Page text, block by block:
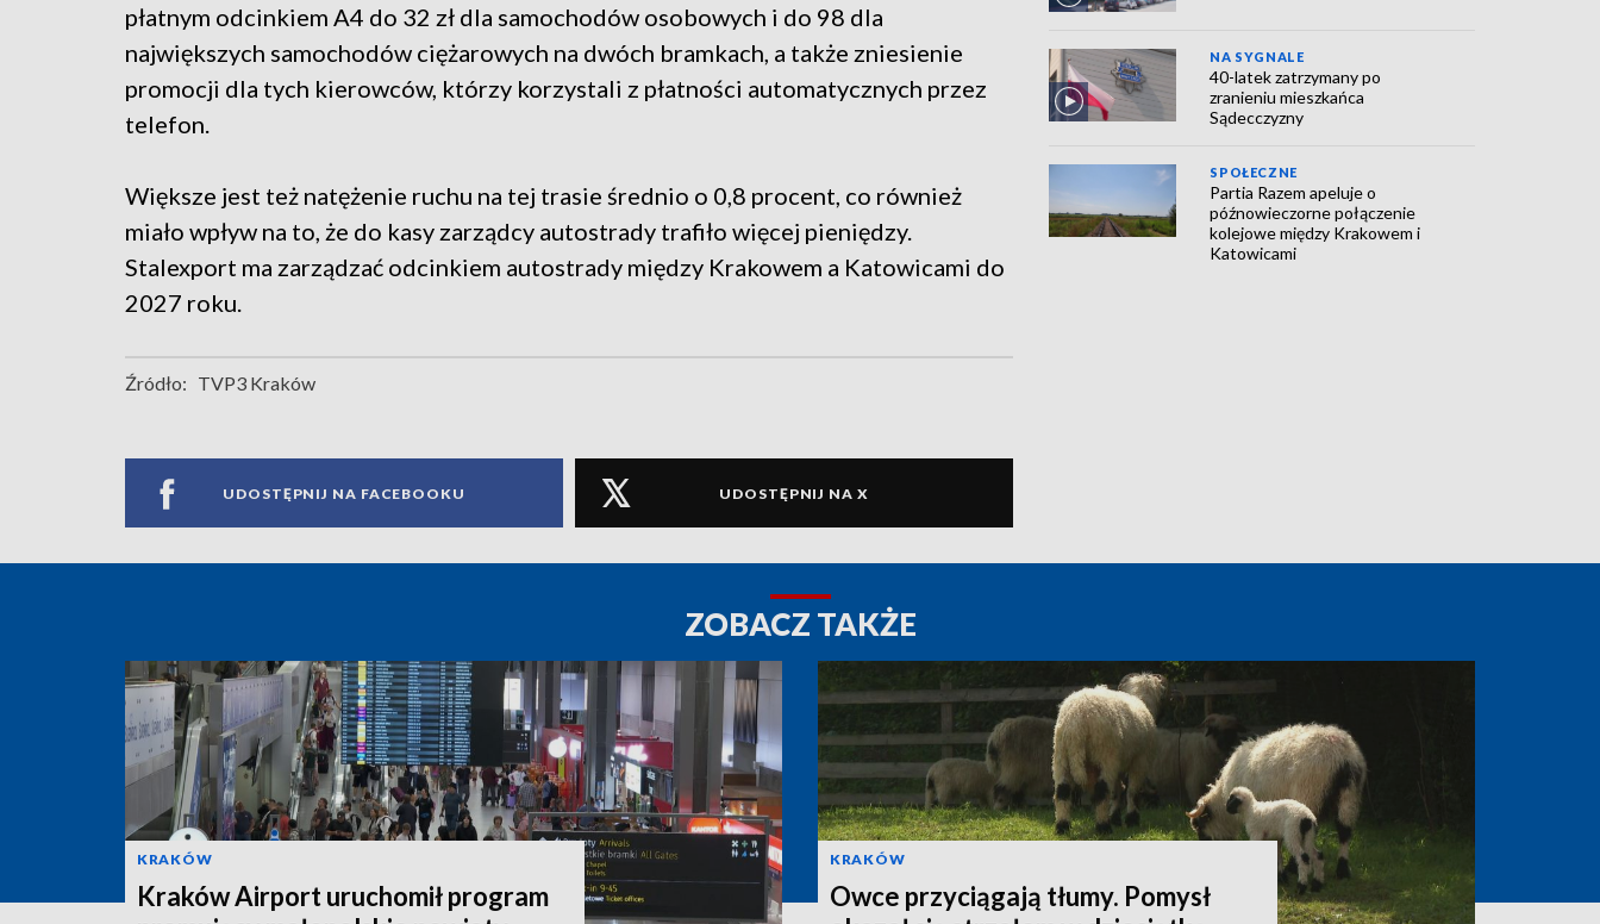
płatnym odcinkiem A4 do 32 zł dla samochodów osobowych i do 98 dla
największych samochodów ciężarowych na dwóch bramkach, a także zniesienie
promocji dla tych kierowców, którzy korzystali z płatności automatycznych przez
telefon.
Większe jest też natężenie ruchu na tej trasie średnio o 0,8 procent, co również
miało wpływ na to, że do kasy zarządcy autostrady trafiło więcej pieniędzy.
Stalexport ma zarządzać odcinkiem autostrady między Krakowem a Katowicami do
2027 roku.
Źródło: TVP3 Kraków
UDOSTĘPNIJ NA FACEBOOKU UDOSTĘPNIJ NA X
NA SYGNALE
40-latek zatrzymany po
zranieniu mieszkańca
Sądecczyzny
SPOŁECZNE
Partia Razem apeluje o
późnowieczorne połączenie
kolejowe między Krakowem i
Katowicami
ZOBACZ TAKŻE
KRAKÓW
Kraków Airport uruchomił program
KRAKÓW
Owce przyciągają tłumy. Pomysł